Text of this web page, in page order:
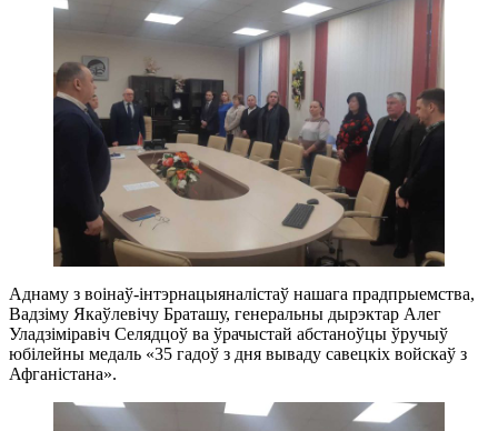
Аднаму з воінаў-інтэрнацыяналістаў нашага прадпрыемства,
Вадзіму Якаўлевічу Браташу, генеральны дырэктар Алег
Уладзіміравіч Селядцоў ва ўрачыстай абстаноўцы ўручыў
юбілейны медаль «35 гадоў з дня вываду савецкіх войскаў з
Афганістана».